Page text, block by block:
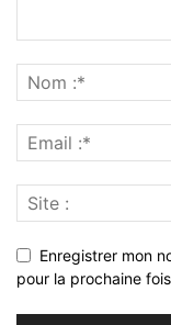
Enregistrer mon
pour la prochaine